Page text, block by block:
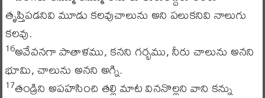
తృప్తిపడనివి మూడు కలవుచాలును అని పలుకనివి నాలుగు
కలవు.
16అవేవనగా పాతాళము, కనని గర్భము, నీరు చాలును అనని
భూమి, చాలును అనని అగ్ని.
17తండ్రిని అపహసించి తల్లి మాట విననొల్లని వాని కన్ను